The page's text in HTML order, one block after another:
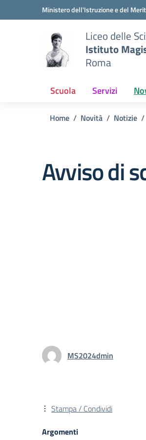
Vai ai contenuti
Vai al menu di navigazioneMinistero dell'Istruzione e del
Liceo delle
Istituto
Roma
Scuola Servizi
Home Novità Notizie
Avviso di
MS2024dmin
Stampa / Condividi
Argomenti